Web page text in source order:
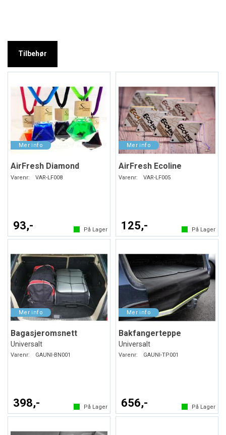
Tilbehør
AirFresh Diamond
Varenr: VAR-LF008
93,- På Lager
AirFresh Ecoline
Varenr: VAR-LF005
125,- På Lager
Bagasjeromsnett
Universalt
Varenr: GAUNI-BN001
398,- På Lager
Bakfangerteppe
Universalt
Varenr: GAUNI-TP001
656,- På Lager